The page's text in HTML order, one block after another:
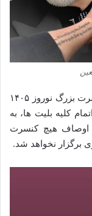
بهمن بابازده خبرنگار حوزه موسیقی: سه کنسرت بزرگ نوروز ۱۴۰۵
کلیه بلیت ها، به
اوصاف هیچ کنسرت
برگزار نخواهد شد.